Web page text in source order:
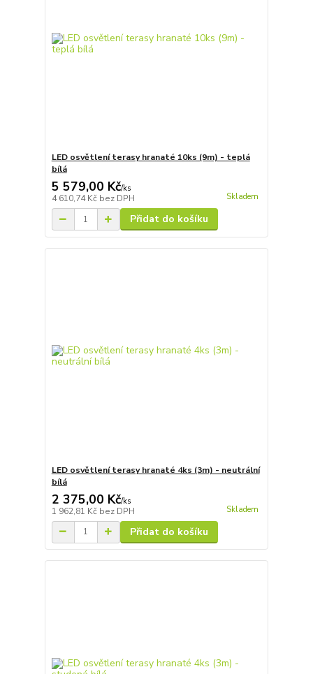
LED osvětlení terasy hranaté 10ks (9m) - teplá
bílá
5 579,00 Kč/ks
4 610,74 Kč bez DPH Skladem
Přidat do košíku
LED osvětlení terasy hranaté 4ks (3m) - neutrální
bílá
2 375,00 Kč/ks
1 962,81 Kč bez DPH Skladem
Přidat do košíku